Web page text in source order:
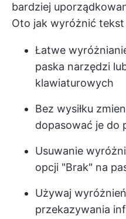
bardziej
Oto jak wyróżnić
Łatwe
paska narzędzi
klawiaturowych
Bez wysiłku
dopasować je do
Usuwanie
opcji "Brak" na
Używaj
przekazywania